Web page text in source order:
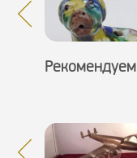
Рекомендуем